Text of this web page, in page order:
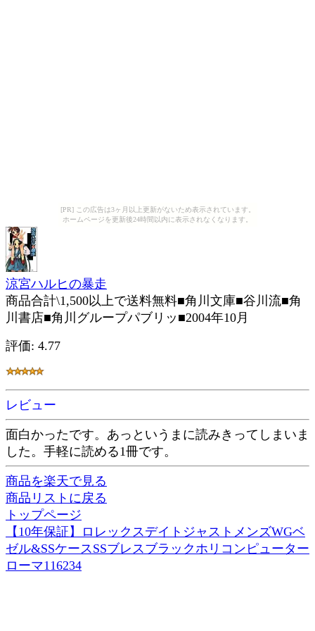
[PR] この広告は3ヶ月以上更新がないため表示されています。
ホームページを更新後24時間以内に表示されなくなります。
涼宮ハルヒの暴走
商品合計\1,500以上で送料無料■角川文庫■谷川流■角
川書店■角川グループパブリッ■2004年10月
評価: 4.77
レビュー
面白かったです。あっというまに読みきってしまいま
した。手軽に読める1冊です。
商品を楽天で見る
商品リストに戻る
トップページ
【10年保証】ロレックスデイトジャストメンズWGベ
ゼル&SSケースSSブレスブラックホリコンピューター
ローマ116234